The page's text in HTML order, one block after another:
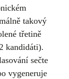
takový
třetině
kandidáti).
sečte
vygeneruje